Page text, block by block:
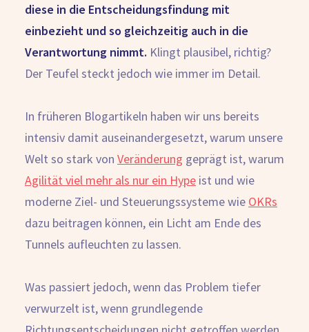
diese in die Entscheidungsfindung mit
einbezieht und so gleichzeitig auch in die
Verantwortung nimmt. Klingt plausibel, richtig?
Der Teufel steckt jedoch wie immer im Detail.
In früheren Blogartikeln haben wir uns bereits
intensiv damit auseinandergesetzt, warum unsere
Welt so stark von Veränderung geprägt ist, warum
Agilität viel mehr als nur ein Hype ist und wie
moderne Ziel- und Steuerungssysteme wie OKRs
dazu beitragen können, ein Licht am Ende des
Tunnels aufleuchten zu lassen.
Was passiert jedoch, wenn das Problem tiefer
verwurzelt ist, wenn grundlegende